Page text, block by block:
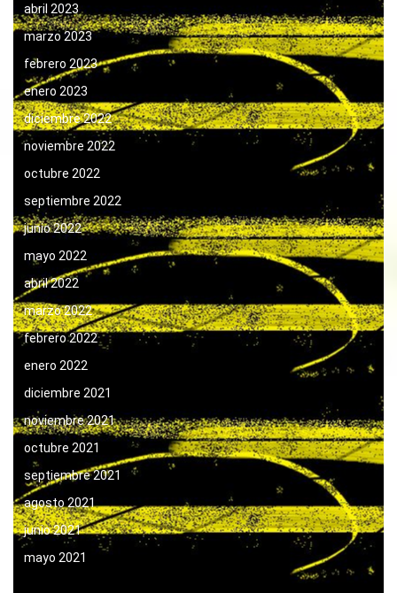
abril 2023
marzo 2023
febrero 2023
enero 2023
diciembre 2022
noviembre 2022
octubre 2022
septiembre 2022
junio 2022
mayo 2022
abril 2022
marzo 2022
febrero 2022
enero 2022
diciembre 2021
noviembre 2021
octubre 2021
septiembre 2021
agosto 2021
junio 2021
mayo 2021